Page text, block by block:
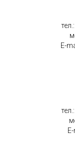
E-